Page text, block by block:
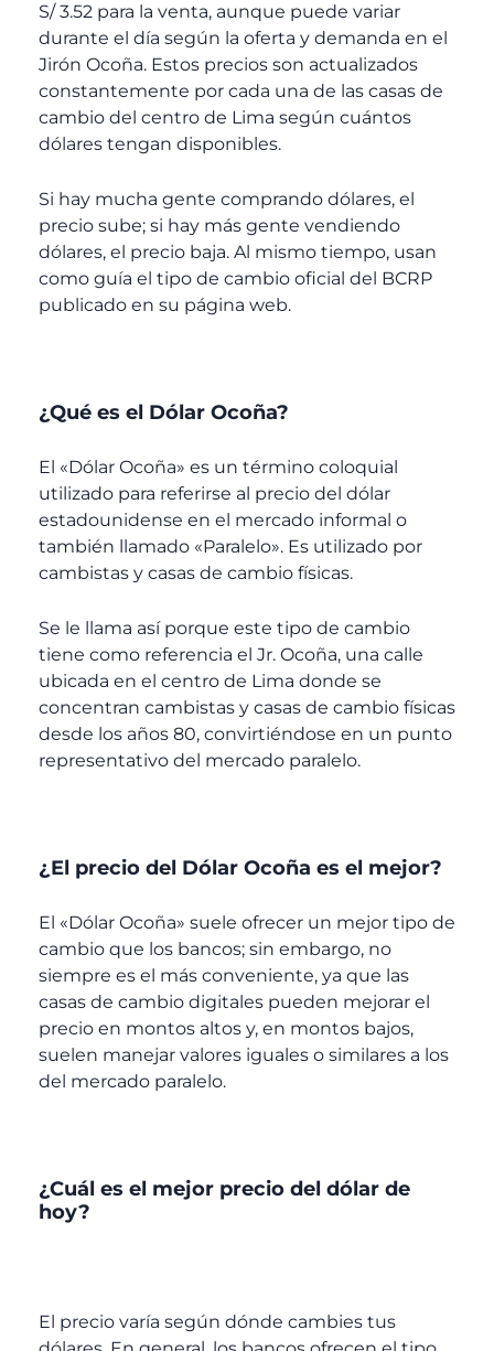
S/ 3.52 para la venta, aunque puede variar
durante el día según la oferta y demanda en el
Jirón Ocoña. Estos precios son actualizados
constantemente por cada una de las casas de
cambio del centro de Lima según cuántos
dólares tengan disponibles.
Si hay mucha gente comprando dólares, el
precio sube; si hay más gente vendiendo
dólares, el precio baja. Al mismo tiempo, usan
como guía el tipo de cambio oficial del BCRP
publicado en su página web.
¿Qué es el Dólar Ocoña?
El «Dólar Ocoña» es un término coloquial
utilizado para referirse al precio del dólar
estadounidense en el mercado informal o
también llamado «Paralelo». Es utilizado por
cambistas y casas de cambio físicas.
Se le llama así porque este tipo de cambio
tiene como referencia el Jr. Ocoña, una calle
ubicada en el centro de Lima donde se
concentran cambistas y casas de cambio físicas
desde los años 80, convirtiéndose en un punto
representativo del mercado paralelo.
¿El precio del Dólar Ocoña es el mejor?
El «Dólar Ocoña» suele ofrecer un mejor tipo de
cambio que los bancos; sin embargo, no
siempre es el más conveniente, ya que las
casas de cambio digitales pueden mejorar el
precio en montos altos y, en montos bajos,
suelen manejar valores iguales o similares a los
del mercado paralelo.
¿Cuál es el mejor precio del dólar de
hoy?
El precio varía según dónde cambies tus